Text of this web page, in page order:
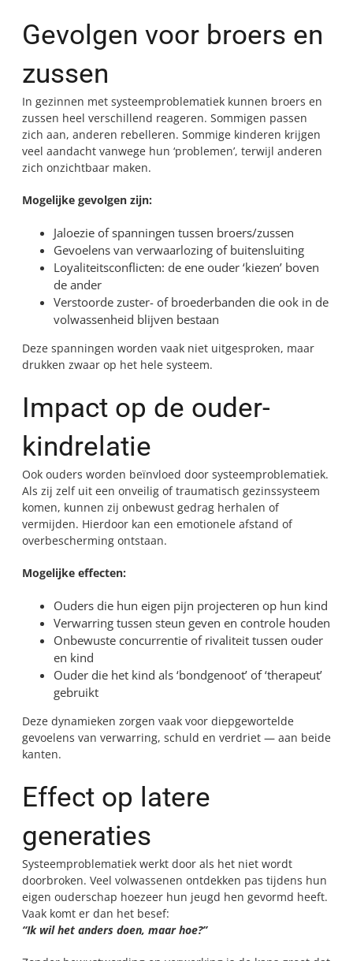
Gevolgen voor broers en
zussen
In gezinnen met systeemproblematiek kunnen broers en
zussen heel verschillend reageren. Sommigen passen
zich aan, anderen rebelleren. Sommige kinderen krijgen
veel aandacht vanwege hun ‘problemen’, terwijl anderen
zich onzichtbaar maken.
Mogelijke gevolgen zijn:
Jaloezie of spanningen tussen broers/zussen
Gevoelens van verwaarlozing of buitensluiting
Loyaliteitsconflicten: de ene ouder ‘kiezen’ boven
de ander
Verstoorde zuster- of broederbanden die ook in de
volwassenheid blijven bestaan
Deze spanningen worden vaak niet uitgesproken, maar
drukken zwaar op het hele systeem.
Impact op de ouder-
kindrelatie
Ook ouders worden beïnvloed door systeemproblematiek.
Als zij zelf uit een onveilig of traumatisch gezinssysteem
komen, kunnen zij onbewust gedrag herhalen of
vermijden. Hierdoor kan een emotionele afstand of
overbescherming ontstaan.
Mogelijke effecten:
Ouders die hun eigen pijn projecteren op hun kind
Verwarring tussen steun geven en controle houden
Onbewuste concurrentie of rivaliteit tussen ouder
en kind
Ouder die het kind als ‘bondgenoot’ of ‘therapeut’
gebruikt
Deze dynamieken zorgen vaak voor diepgewortelde
gevoelens van verwarring, schuld en verdriet — aan beide
kanten.
Effect op latere
generaties
Systeemproblematiek werkt door als het niet wordt
doorbroken. Veel volwassenen ontdekken pas tijdens hun
eigen ouderschap hoezeer hun jeugd hen gevormd heeft.
Vaak komt er dan het besef:
“Ik wil het anders doen, maar hoe?”